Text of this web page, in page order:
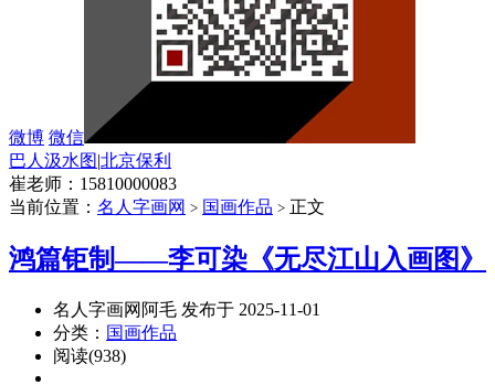
微博 微信
巴人汲水图|北京保利
崔老师：15810000083
当前位置： 名人字画网 > 国画作品 > 正文
‌鸿篇钜制——李可染《无尽江山入画图》
名人字画网阿毛 发布于 2025-11-01
分类： 国画作品
阅读(938)